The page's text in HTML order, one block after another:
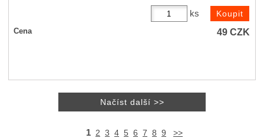
ks
Cena 49CZK
1 2 3 4 5 6 7 8 9 >>